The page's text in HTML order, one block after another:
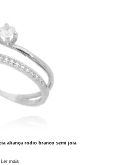
aliança rodio branco semi joia
Ler mais